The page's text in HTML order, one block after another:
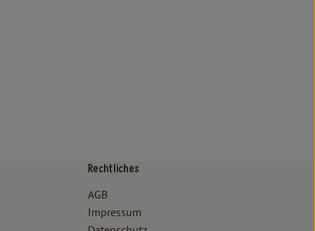
verbraucher
www.oekokiste.de/
Rechtliches
AGB
Impressum